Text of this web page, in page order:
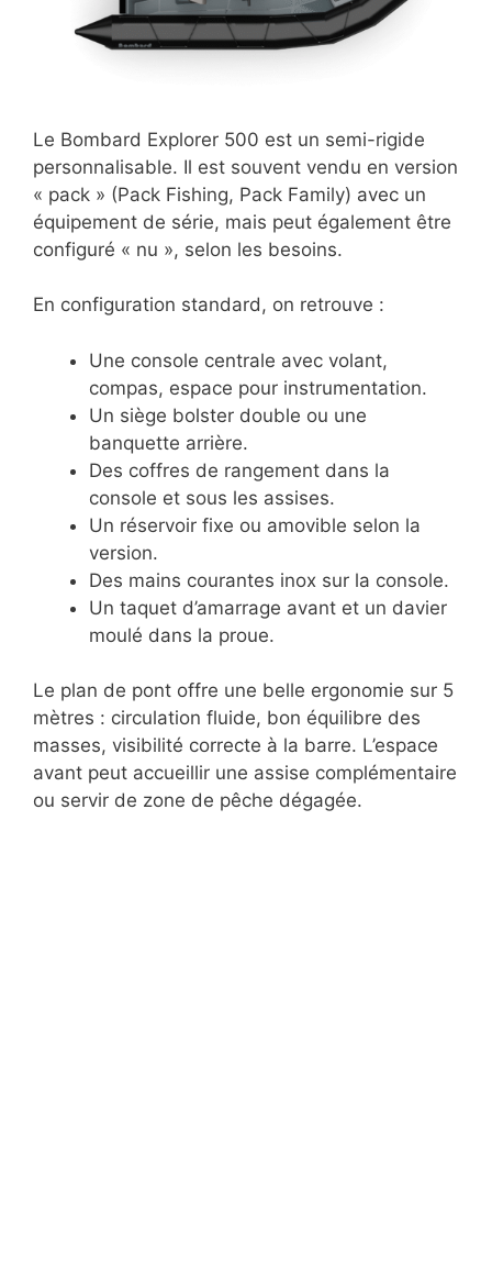
Le Bombard Explorer 500 est un semi-rigide
personnalisable. Il est souvent vendu en version
« pack » (Pack Fishing, Pack Family) avec un
équipement de série, mais peut également être
configuré « nu », selon les besoins.
En configuration standard, on retrouve :
Une console centrale avec volant,
compas, espace pour instrumentation.
Un siège bolster double ou une
banquette arrière.
Des coffres de rangement dans la
console et sous les assises.
Un réservoir fixe ou amovible selon la
version.
Des mains courantes inox sur la console.
Un taquet d’amarrage avant et un davier
moulé dans la proue.
Le plan de pont offre une belle ergonomie sur 5
mètres : circulation fluide, bon équilibre des
masses, visibilité correcte à la barre. L’espace
avant peut accueillir une assise complémentaire
ou servir de zone de pêche dégagée.